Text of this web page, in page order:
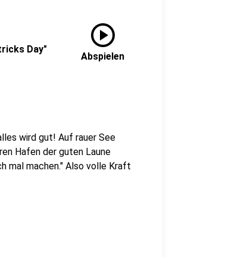
Day"
play_circle
Abspielen
wird gut! Auf rauer See
Hafen der guten Laune
mal machen." Also volle Kraft